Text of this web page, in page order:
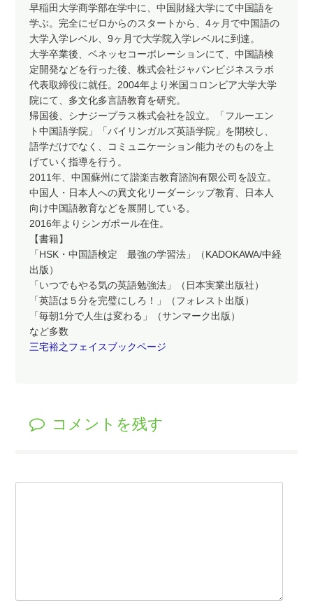
早稲田大学商学部在学中に、中国財経大学にて中国語を
学ぶ。完全にゼロからのスタートから、4ヶ月で中国語の
大学入学レベル、9ヶ月で大学院入学レベルに到達。
大学卒業後、ベネッセコーポレーションにて、中国語検
定開発などを行った後、株式会社ジャパンビジネスラボ
代表取締役に就任。2004年より米国コロンビア大学大学
院にて、多文化多言語教育を研究。
帰国後、シナジープラス株式会社を設立。「フルーエン
ト中国語学院」「バイリンガルズ英語学院」を開校し、
語学だけでなく、コミュニケーション能力そのものを上
げていく指導を行う。
2011年、中国蘇州にて諧楽吉教育諮詢有限公司を設立。
中国人・日本人への異文化リーダーシップ教育、日本人
向け中国語教育などを展開している。
2016年よりシンガポール在住。
【書籍】
「HSK・中国語検定 最強の学習法」（KADOKAWA/中経
出版）
「いつでもやる気の英語勉強法」（日本実業出版社）
「英語は５分を完璧にしろ！」（フォレスト出版）
「毎朝1分で人生は変わる」（サンマーク出版）
など多数
三宅裕之フェイスブックページ
コメントを残す